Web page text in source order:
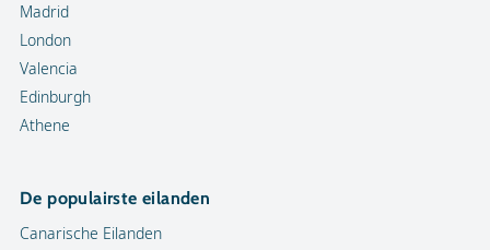
Madrid
London
Valencia
Edinburgh
Athene
De populairste eilanden
Canarische Eilanden